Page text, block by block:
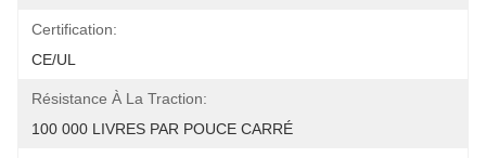
Certification:
CE/UL
Résistance À La Traction:
100 000 LIVRES PAR POUCE CARRÉ